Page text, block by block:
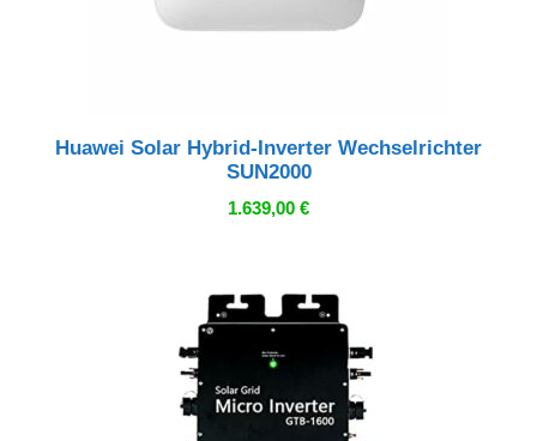
Huawei Solar Hybrid-Inverter Wechselrichter
SUN2000
1.639,00 €